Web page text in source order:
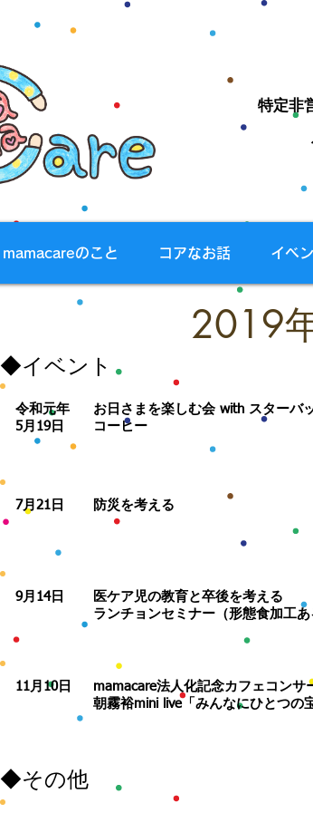
特定非
mamacareのこと コアなお話 イベ
2019
​◆イベント
令和元年
​5月19日
お日さまを楽しむ会 with スターバ
コーヒー
​7月21日 防災を考える
​9月14日
医ケア児の教育と卒後を考える
ランチョンセミナー（形態食加工あ
​11月10日
mamacare法人化記念カフェコンサ
朝霧裕mini live「みんなにひとつの
◆その他